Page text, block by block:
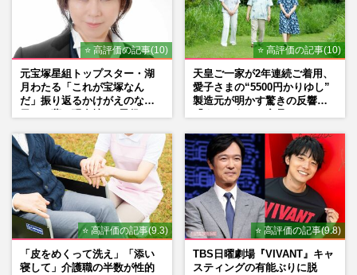
⭐ 高評価の記事(10)
元宝塚星組トップスター・湖
月わたる「これが宝塚なん
だ」振り返るかけがえのない
⭐ 高評価の記事(10)
天皇ご一家が2年連続ご着用、
愛子さまの“5500円かりゆし”
製造元が明かす驚きの反響
⭐ 高評価の記事(9.3)
「皮をめくって洗え」「添い
寝して」介護職の半数が性的
⭐ 高評価の記事(9.8)
TBS日曜劇場『VIVANT』キャ
スティングの有能ぶりに脱